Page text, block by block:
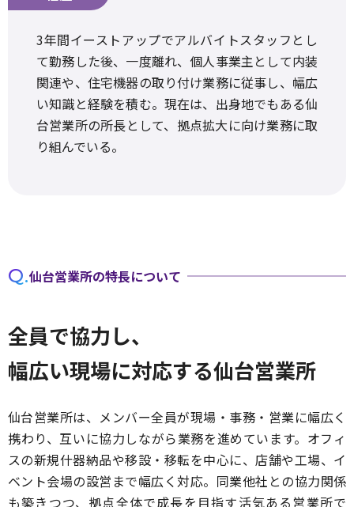
3年間イーストアップでアルバイトスタッフとし
て勤務した後、一度離れ、個人事業主として内装
関連や、住宅機器の取り付け業務に従事し、幅広
い知識と経験を積む。現在は、出身地でもある仙
台営業所の所長として、拠点拡大に向け業務に取
り組んでいる。
Q.仙台営業所の特長について
全員で協力し、
幅広い現場に対応する仙台営業所
仙台営業所は、メンバー全員が現場・事務・営業に幅広く
携わり、互いに協力しながら業務を進めています。オフィ
スの新規什器納品や移設・移転を中心に、店舗や工場、イ
ベント会場の設営まで幅広く対応。同業他社との協力関係
も築きつつ、拠点全体で成長を目指す活気ある営業所で